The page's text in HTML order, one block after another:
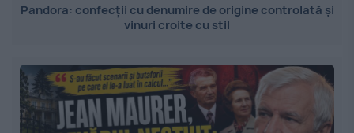
Pandora: confecții cu denumire de origine controlată și
vinuri croite cu stil